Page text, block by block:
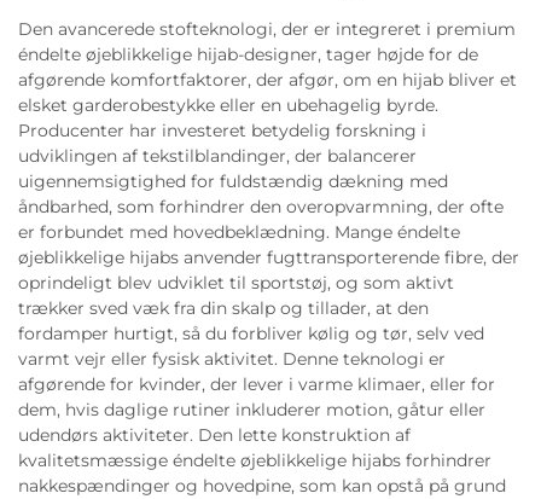
Den avancerede stofteknologi, der er integreret i premium
éndelte øjeblikkelige hijab-designer, tager højde for de
afgørende komfortfaktorer, der afgør, om en hijab bliver et
elsket garderobestykke eller en ubehagelig byrde.
Producenter har investeret betydelig forskning i
udviklingen af tekstilblandinger, der balancerer
uigennemsigtighed for fuldstændig dækning med
åndbarhed, som forhindrer den overopvarmning, der ofte
er forbundet med hovedbeklædning. Mange éndelte
øjeblikkelige hijabs anvender fugttransporterende fibre, der
oprindeligt blev udviklet til sportstøj, og som aktivt
trækker sved væk fra din skalp og tillader, at den
fordamper hurtigt, så du forbliver kølig og tør, selv ved
varmt vejr eller fysisk aktivitet. Denne teknologi er
afgørende for kvinder, der lever i varme klimaer, eller for
dem, hvis daglige rutiner inkluderer motion, gåtur eller
udendørs aktiviteter. Den lette konstruktion af
kvalitetsmæssige éndelte øjeblikkelige hijabs forhindrer
nakkespændinger og hovedpine, som kan opstå på grund